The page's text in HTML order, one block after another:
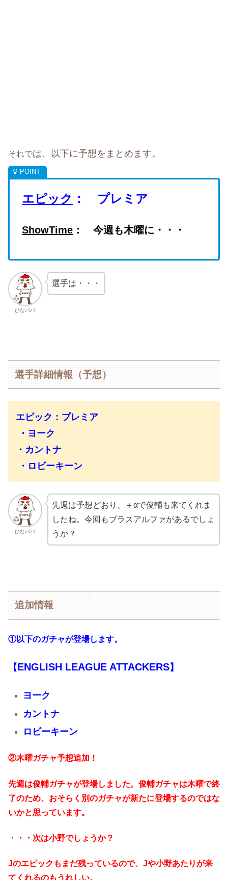
それでは、以下に予想をまとめます。
エピック ： プレミア
ShowTime ： 今週も木曜に・・・
ひなパパ
選手は・・・
選手詳細情報（予想）
エピック：プレミア
・ヨーク
・カントナ
・ロビーキーン
ひなパパ
先週は予想どおり、＋αで俊輔も来てくれま
したね。今回もプラスアルファがあるでしょ
うか？
追加情報
①以下のガチャが登場します。
【ENGLISH LEAGUE ATTACKERS】
ヨーク
カントナ
ロビーキーン
②木曜ガチャ予想追加！
先週は俊輔ガチャが登場しました。俊輔ガチャは木曜で終
了のため、おそらく別のガチャが新たに登場するのではな
いかと思っています。
・・・次は小野でしょうか？
Jのエピックもまだ残っているので、Jや小野あたりが来
てくれるのもうれしい。